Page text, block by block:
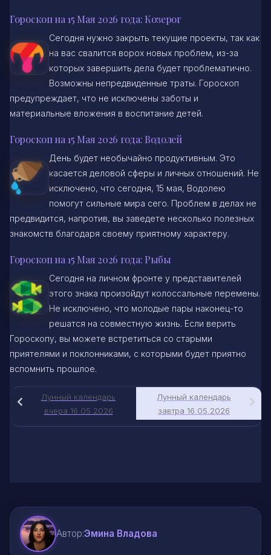
Гороскоп на 15 Мая 2026 года: Козерог
Сегодня нужно закрыть текущие проекты, так как
на вас свалится ворох новых проблем, из-за
которых завершить дела будет проблематично.
Возможны непредвиденные траты. Гороскоп
предупреждает, что не исключены заботы и
материальные вложения в воспитание детей.
Гороскоп на 15 Мая 2026 года: Водолей
День будет необычайно продуктивным. Это
касается деловой сферы и личных отношений. Не
исключено, что сегодня, 15 мая, Водолею
помогут сильные мира сего. Проблем в делах не
предвидится, напротив, вы заведете несколько полезных
знакомств благодаря своему приятному характеру.
Гороскоп на 15 Мая 2026 года: Рыбы
Сегодня на личном фронте у представителей
этого знака произойдут колоссальные перемены.
Не исключено, что молодые пары наконец-то
решатся на совместную жизнь. Если верить
Гороскопу, вы можете встретиться со старыми
приятелями и поклонниками, с которыми будет приятно
вспомнить прошлое.
Лунный календарь
завтра 16.05.2026
Лунный календарь
вчера 16.05.2026
Автор:Эмина Владова